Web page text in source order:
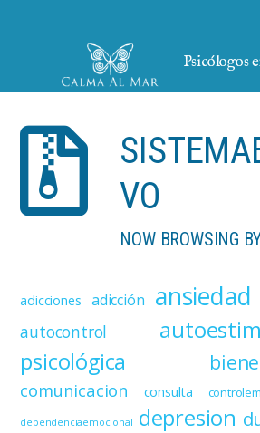
Psicólogos
VO
NOW BROWSING
adicciones adicción ansiedad
autocontrol
psicológica
comunicacion consulta
dependenciaemocional depresion